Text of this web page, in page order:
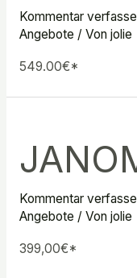
Kommentar
Angebote / Von jolie
549.00€*
Kommentar
Angebote / Von jolie
399,00€*